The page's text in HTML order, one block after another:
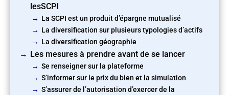
lesSCPI
La SCPI est un produit d’épargne mutualisé
La diversification sur plusieurs typologies d’actifs
La diversification géographie
Les mesures à prendre avant de se lancer
Se renseigner sur la plateforme
S’informer sur le prix du bien et la simulation
S’assurer de l’autorisation d’exercer de la